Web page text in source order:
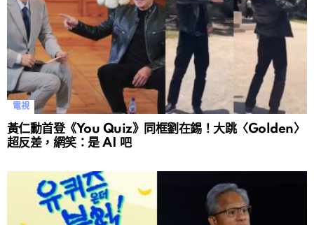
電視
黃仁勳首登《You Quiz》同框劉在錫！大跳〈Golden〉
超反差，網笑：是 AI 吧